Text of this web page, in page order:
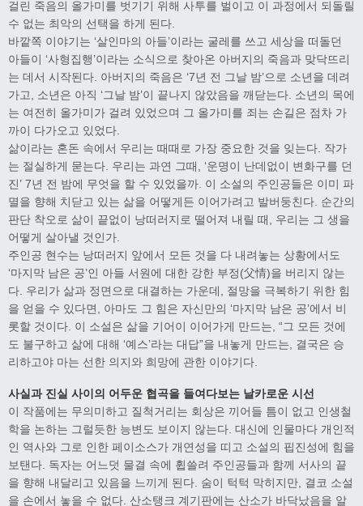
걸린 죽음의 올가미를 벗기기 위해 사투를 벌이고 이 과정에서 되돌릴
수 없는 최악의 선택을 하게 된다.
바깥쪽 이야기는 ‘살인마의 아들’이라는 굴레를 쓰고 세상을 떠돌던
아들이 ‘사형집행’이라는 소식으로 찾아온 아버지의 죽음과 맞닥뜨리
는 데서 시작된다. 아버지의 죽음은 ‘7년 전 그날 밤’으로 소년을 데려
가고, 소년은 아직 ‘그날 밤’이 끝나지 않았음을 깨닫는다. 소년의 목에
는 여전히 올가미가 걸려 있었으며 그 올가미를 죄는 손길은 점차 가
까이 다가오고 있었다.
삶이라는 혼돈 속에서 우리는 때때로 가장 중요한 것을 잊는다. 작가
는 절실하게 묻는다. 우리는 과연 그때, ‘운명이 난데없이 변화구를 던
진’ 7년 전 밤에 무엇을 할 수 있었을까. 이 소설의 주인공들은 이미 파
멸을 향해 치닫고 있는 삶을 어떻게든 이어가려고 발버둥친다. 순간의
판단 착오로 삶이 끝없이 낭떠러지로 떨어져 내릴 때, 우리는 그 생을
어떻게 살아낼 것인가.
주인공 현수는 낭떠러지 앞에서 모든 것을 다 내려놓는 상황에서도
‘마지막 남은 공’인 아들 서원에 대한 강한 부정(父情)을 버리지 않는
다. 우리가 삶과 정면으로 대결하는 가운데, 절망을 극복하기 위한 힘
을 얻을 수 있다면, 아마도 그 힘은 자신만의 ‘마지막 남은 공’에서 비
롯할 것이다. 이 소설은 삶을 기어이 이어가게 만드는, “그 모든 것에
도 불구하고 삶에 대해 ‘예스’라는 대답”을 내놓게 만드는, 결국은 승
리하고야 마는 선한 의지와 희망에 관한 이야기다.
사실과 진실 사이의 어두운 협곡을 들여다보는 날카로운 시선
이 작품에는 무의미하고 질척거리는 회상은 끼어들 틈이 없고 인생철
학을 논하는 그럴듯한 능변도 보이지 않는다. 대신에 인물마다 개인적
인 역사와 그로 인한 페이소스가 개연성을 띠고 소설의 핍진성에 힘을
보탠다. 독자는 어느덧 물결 속에 휩쓸려 주인공들과 함께 서사의 끝
을 향해 내달리고 있음을 느끼게 된다. 숨이 턱턱 막히지만, 결코 소설
을 손에서 놓을 수 없다. 산소탱크 계기판에는 산소가 바닥났음을 알